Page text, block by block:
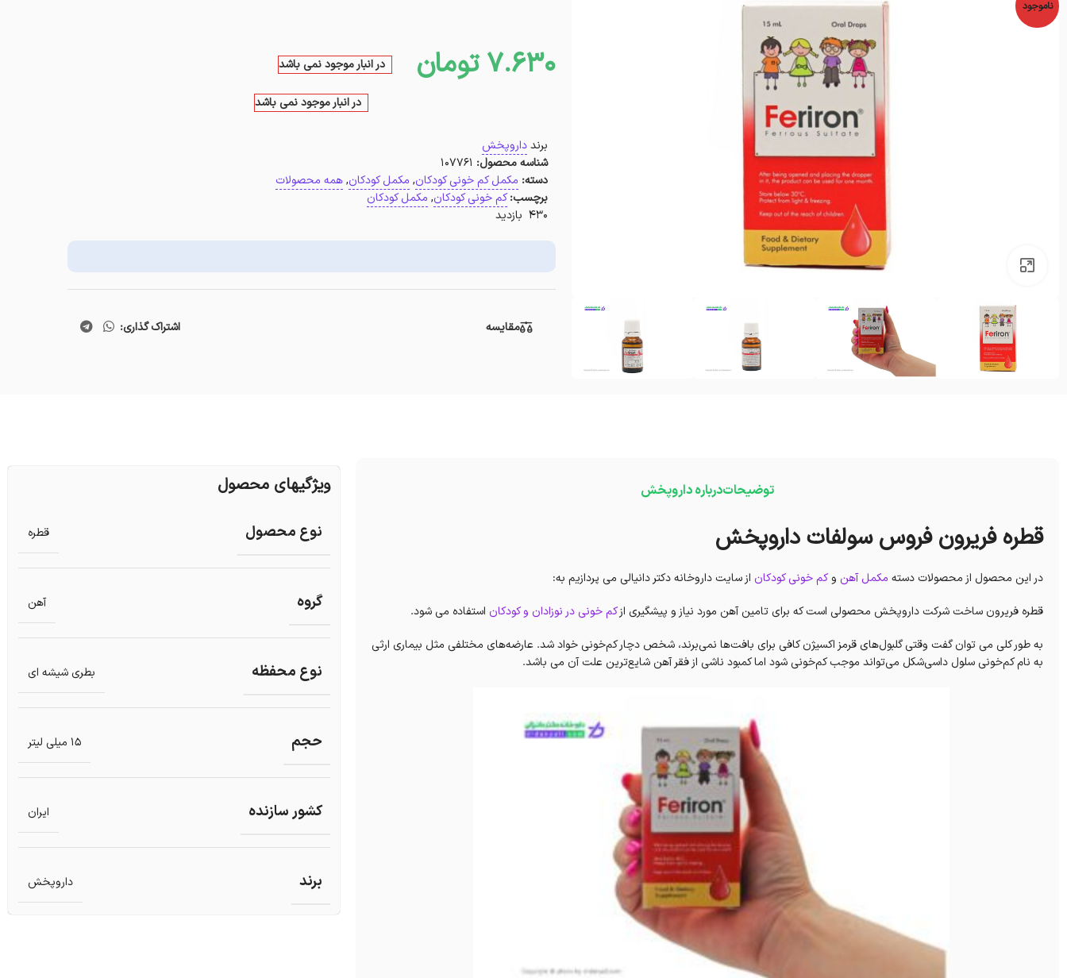
ناموجود
7.630 تومان در انبار موجود نمی باشد
در انبار موجود نمی باشد
برندداروپخش
شناسه محصول: 107761
دسته: مکمل کم خونی کودکان, مکمل کودکان, همه محصولات
برچسب: کم خونی کودکان, مکمل کودکان
430 بازدید
مقایسه اشتراک گذاری:
توضیحاتدرباره داروپخش
قطره فریرون فروس سولفات داروپخش
در این محصول از محصولات دسته مکمل آهن وکم خونی کودکان از سایت داروخانه دکتر دانیالی می پردازیم به:
قطره فریرون ساخت شرکت داروپخش محصولی است که برای تامین آهن مورد نیاز و پیشگیری ازکم خونی در نوزادان و کودکان استفاده می شود.
به طور کلی می توان گفت وقتی گلبول‌های قرمز اکسیژن کافی برای بافت‌ها نمی‌برند، شخص دچار کم‌خونی خواد شد. عارضه‌های مختلفی مثل بیماری ارثی
به نام کم‌خونی سلول داسی‌شکل می‌تواند موجب کم‌خونی شود اما کمبود ناشی از فقر آهن شایع‌ترین علت آن می باشد.
ویژگیهای محصول
نوع محصول قطره
گروه آهن
نوع محفظه بطری شیشه ای
حجم 15 میلی لیتر
کشور سازنده ایران
برند داروپخش